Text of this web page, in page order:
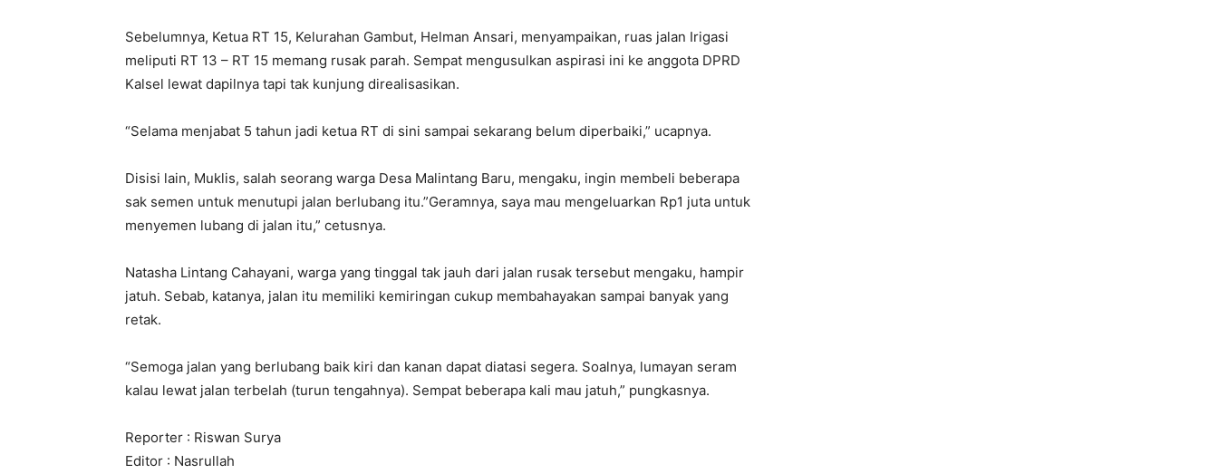
Sebelumnya, Ketua RT 15, Kelurahan Gambut, Helman Ansari, menyampaikan, ruas jalan Irigasi
meliputi RT 13 – RT 15 memang rusak parah. Sempat mengusulkan aspirasi ini ke anggota DPRD
Kalsel lewat dapilnya tapi tak kunjung direalisasikan.
“Selama menjabat 5 tahun jadi ketua RT di sini sampai sekarang belum diperbaiki,” ucapnya.
Disisi lain, Muklis, salah seorang warga Desa Malintang Baru, mengaku, ingin membeli beberapa
sak semen untuk menutupi jalan berlubang itu.”Geramnya, saya mau mengeluarkan Rp1 juta untuk
menyemen lubang di jalan itu,” cetusnya.
Natasha Lintang Cahayani, warga yang tinggal tak jauh dari jalan rusak tersebut mengaku, hampir
jatuh. Sebab, katanya, jalan itu memiliki kemiringan cukup membahayakan sampai banyak yang
retak.
“Semoga jalan yang berlubang baik kiri dan kanan dapat diatasi segera. Soalnya, lumayan seram
kalau lewat jalan terbelah (turun tengahnya). Sempat beberapa kali mau jatuh,” pungkasnya.
Reporter : Riswan Surya
Editor : Nasrullah